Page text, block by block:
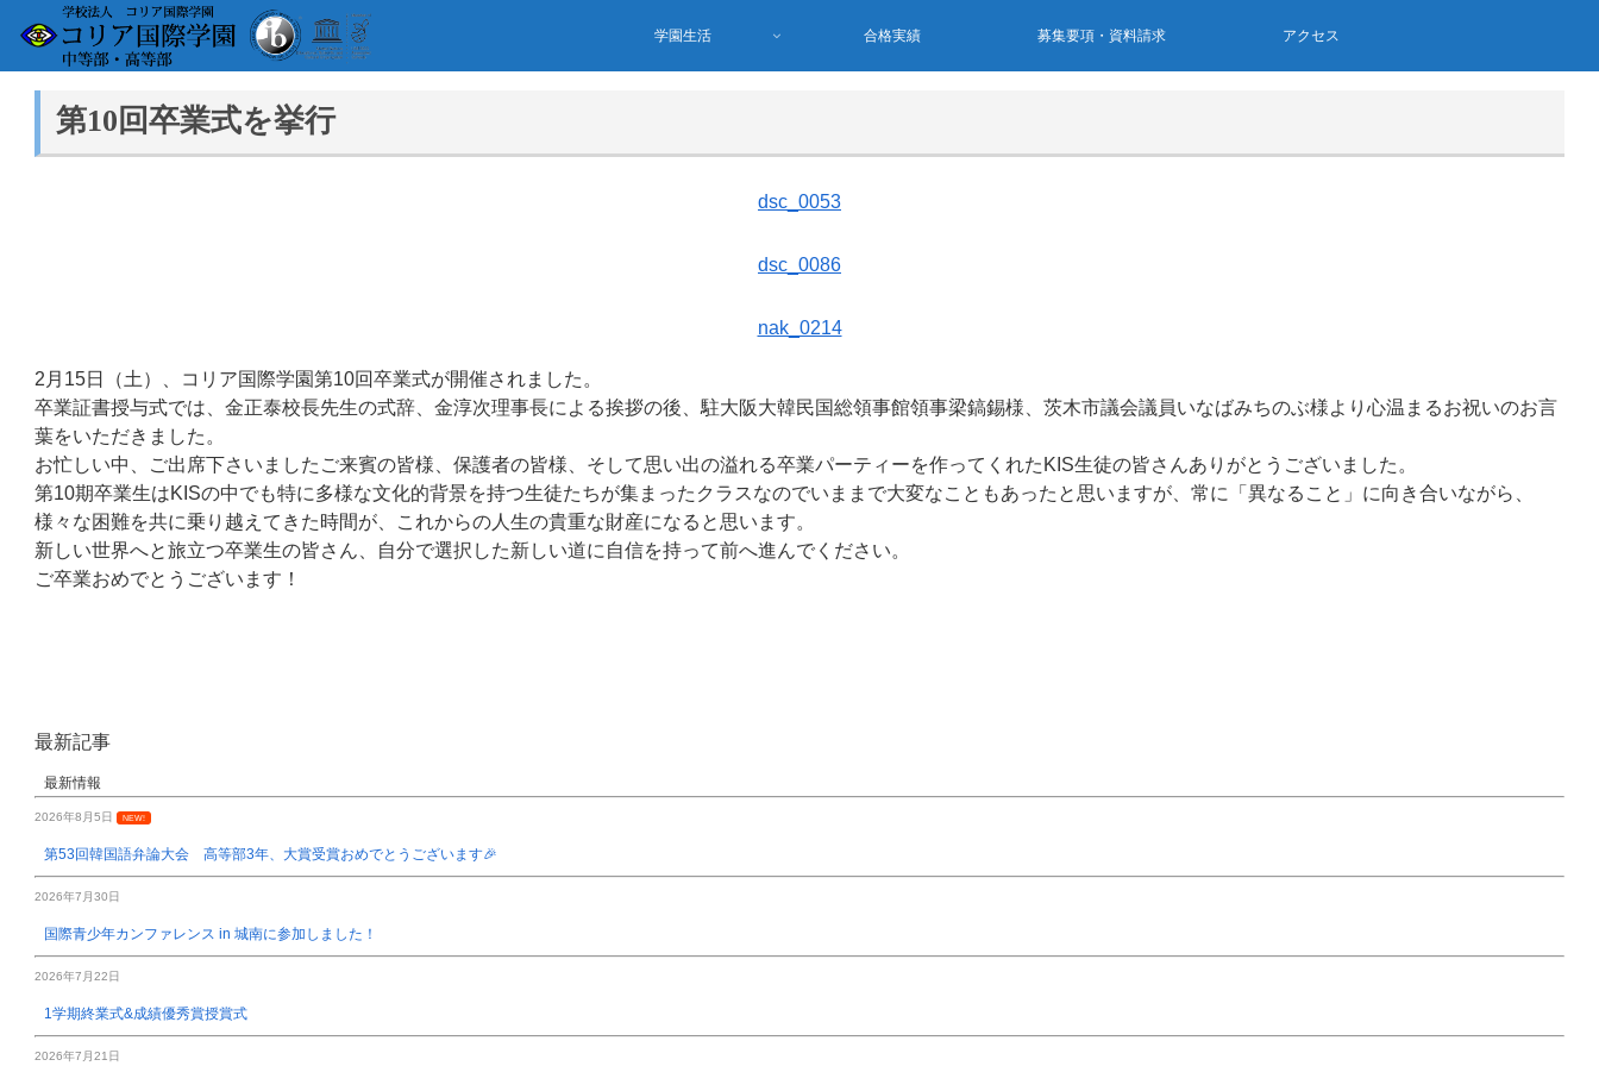
学園生活 合格実績 募集要項・資料請求 アクセス
第10回卒業式を挙行
dsc_0053
dsc_0086
nak_0214
2月15日（土）、コリア国際学園第10回卒業式が開催されました。
卒業証書授与式では、金正泰校長先生の式辞、金淳次理事長による挨拶の後、駐大阪大韓民国総領事館領事梁鎬錫様、茨木市議会議員いなばみちのぶ様より心温まるお祝いのお言
葉をいただきました。
お忙しい中、ご出席下さいましたご来賓の皆様、保護者の皆様、そして思い出の溢れる卒業パーティーを作ってくれたKIS生徒の皆さんありがとうございました。
第10期卒業生はKISの中でも特に多様な文化的背景を持つ生徒たちが集まったクラスなのでいままで大変なこともあったと思いますが、常に「異なること」に向き合いながら、
様々な困難を共に乗り越えてきた時間が、これからの人生の貴重な財産になると思います。
新しい世界へと旅立つ卒業生の皆さん、自分で選択した新しい道に自信を持って前へ進んでください。
ご卒業おめでとうございます！
最新記事
最新情報
2026年8月5日 NEW!
第53回韓国語弁論大会 高等部3年、大賞受賞おめでとうございます🎉
2026年7月30日
国際青少年カンファレンス in 城南に参加しました！
2026年7月22日
1学期終業式&成績優秀賞授賞式
2026年7月21日